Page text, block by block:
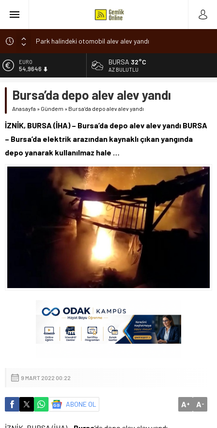
Park halindeki otomobil alev alev yandı
Osmangazi’de baharın müjdesi ‘Hıdırellez’ coşkuyla kutlandı
7 aylık hamileyken evden çıktı, sırra kadem bastı
Romanya’da Hıdırellez Coşkusu
ALTIN
6.488,95
13.798,82
DOLAR
54,9646
BURSA 32°C
AZ BULUTLU
Bursa’da depo alev alev yandı
Anasayfa » Gündem » Bursa’da depo alev alev yandı
İZNİK, BURSA (İHA) – Bursa’da depo alev alev yandı BURSA
– Bursa’da elektrik arazından kaynaklı çıkan yangında
depo yanarak kullanılmaz hale …
9 MART 2022 00:22
ABONE OL A+ A-